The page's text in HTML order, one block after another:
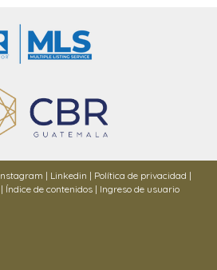
| Linkedin | Política de privacidad |
Índice de contenidos| Ingreso de usuario